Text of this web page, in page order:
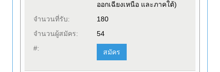
ออกเฉียงเหนือ และภาคใต้)
จำนวนที่รับ:
180
จำนวนผู้สมัคร:
54
#:
สมัคร